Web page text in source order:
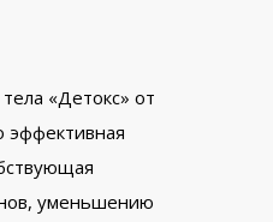
«Детокс» от
эффективная
уменьшению